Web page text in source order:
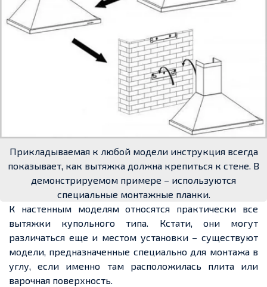
Прикладываемая к любой модели инструкция всегда
показывает, как вытяжка должна крепиться к стене. В
демонстрируемом примере – используются
специальные монтажные планки.
К настенным моделям относятся практически все
вытяжки купольного типа. Кстати, они могут
различаться еще и местом установки – существуют
модели, предназначенные специально для монтажа в
углу, если именно там расположилась плита или
варочная поверхность.